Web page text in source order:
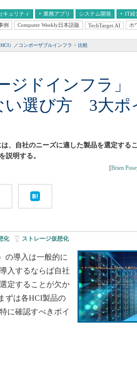
キュリティ 業務アプリ システム開発 IT経
経営とIT
中堅・中小企業とIT
医療IT
例 Computer Weekly日本語版 TechTarget.AI ホ
）／コンポーザブルインフラ 比較
ジドインフラ」
い選び方 3大ポ
、自社のニーズに適した製品を選定する
説明する。
[Brien
化| ストレージ仮想化
の導入は一般的に
入するならば自社
定することが欠か
ずは各HCI製品の
に確認すべきポイ